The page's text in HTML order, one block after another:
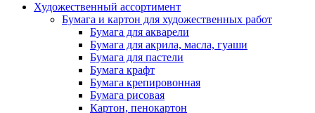
Художественный ассортимент
Бумага и картон для художественных работ
Бумага для акварели
Бумага для акрила, масла, гуаши
Бумага для пастели
Бумага крафт
Бумага крепировонная
Бумага рисовая
Картон, пенокартон